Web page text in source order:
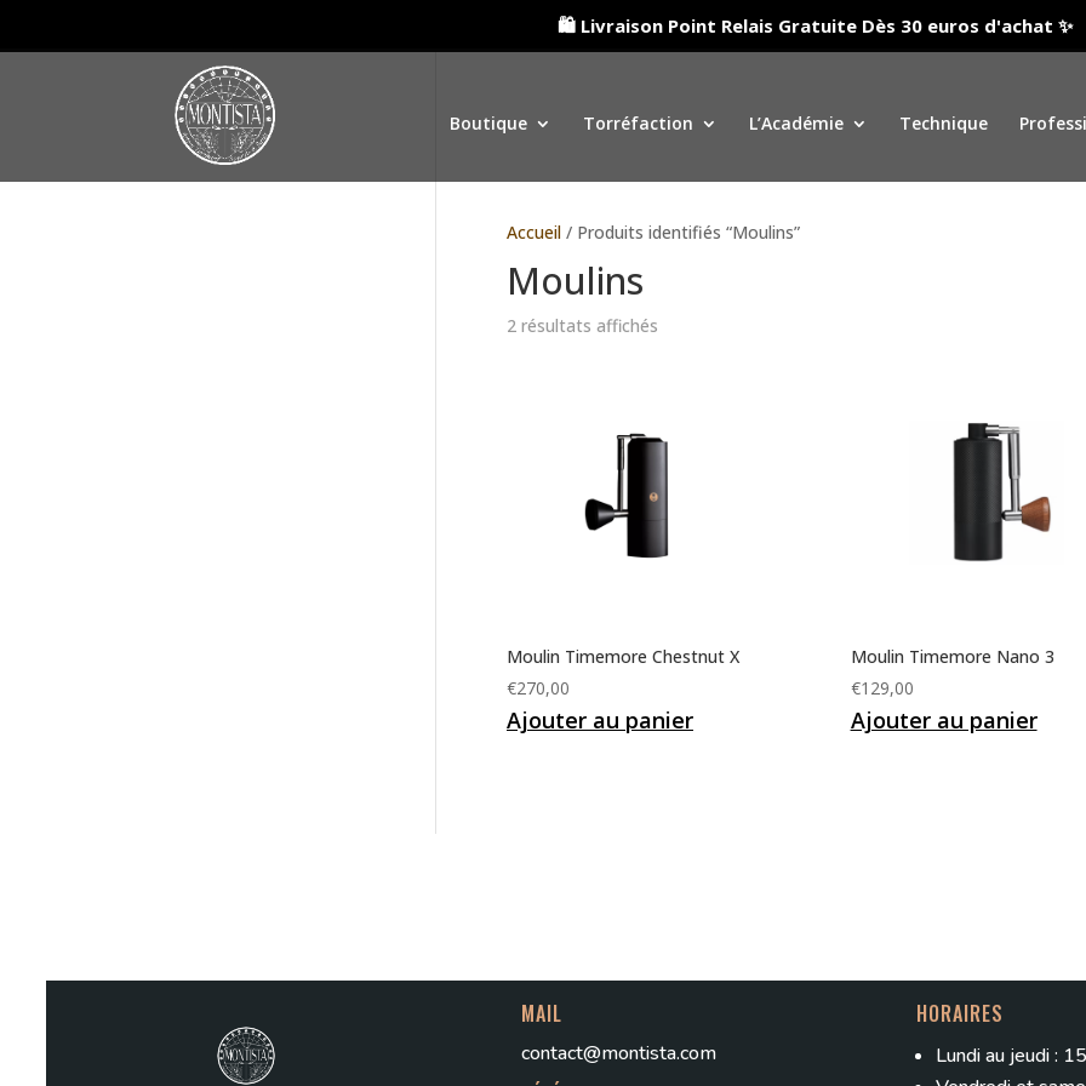
Boutique Torréfaction L’Académie Technique
Accueil/ Produits identifiés “Moulins”
Moulins
2 résultats affichés
Moulin Timemore Chestnut X
€270,00
Ajouter au panier
Moulin Timemore Nano 3
€129,00
Ajouter au panier
MAIL
contact@montista.com
HORAIRES
Lundi au jeudi :
🛍️ Livraison Point Relais Gratuite Dès 30 euros d'achat ✨